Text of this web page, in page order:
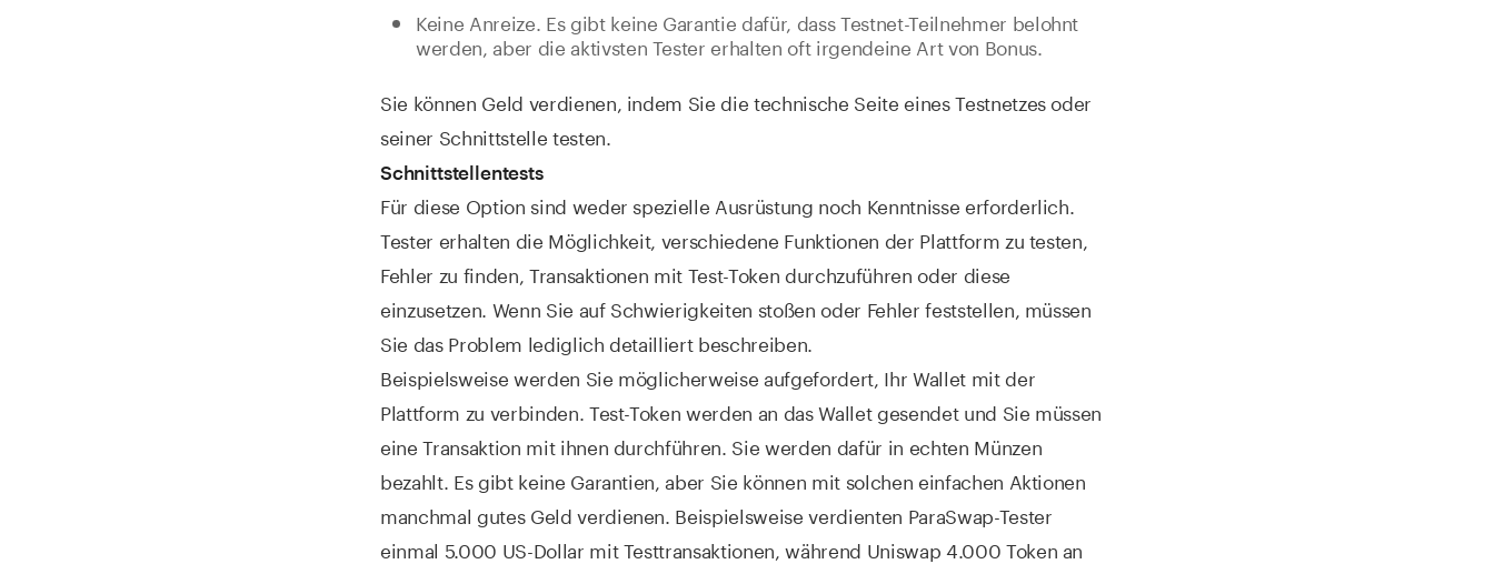
Keine Anreize. Es gibt keine Garantie dafür, dass Testnet-Teilnehmer belohnt
werden, aber die aktivsten Tester erhalten oft irgendeine Art von Bonus.
Sie können Geld verdienen, indem Sie die technische Seite eines Testnetzes oder
seiner Schnittstelle testen.
Schnittstellentests
Für diese Option sind weder spezielle Ausrüstung noch Kenntnisse erforderlich.
Tester erhalten die Möglichkeit, verschiedene Funktionen der Plattform zu testen,
Fehler zu finden, Transaktionen mit Test-Token durchzuführen oder diese
einzusetzen. Wenn Sie auf Schwierigkeiten stoßen oder Fehler feststellen, müssen
Sie das Problem lediglich detailliert beschreiben.
Beispielsweise werden Sie möglicherweise aufgefordert, Ihr Wallet mit der
Plattform zu verbinden. Test-Token werden an das Wallet gesendet und Sie müssen
eine Transaktion mit ihnen durchführen. Sie werden dafür in echten Münzen
bezahlt. Es gibt keine Garantien, aber Sie können mit solchen einfachen Aktionen
manchmal gutes Geld verdienen. Beispielsweise verdienten ParaSwap-Tester
einmal 5.000 US-Dollar mit Testtransaktionen, während Uniswap 4.000 Token an